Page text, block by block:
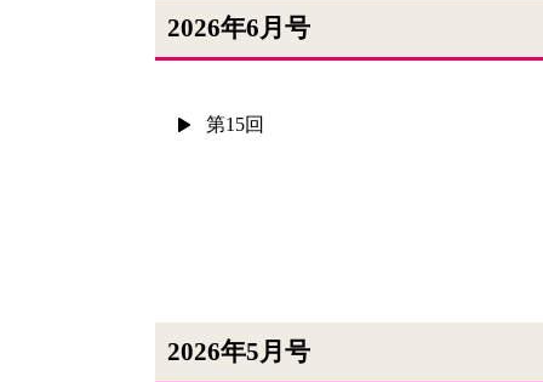
2026年6月号
第15回
2026年5月号